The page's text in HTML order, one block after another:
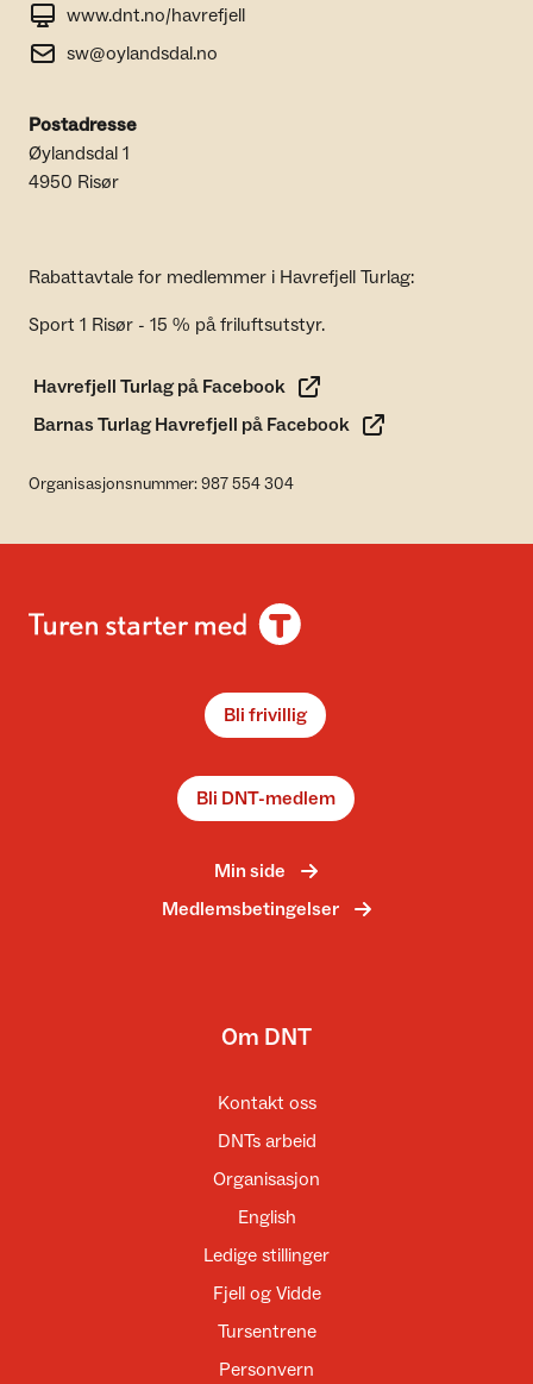
www.dnt.no/havrefjell
sw@oylandsdal.no
Postadresse
Øylandsdal 1
4950 Risør
Rabattavtale for medlemmer i Havrefjell Turlag:
Sport 1 Risør - 15 % på friluftsutstyr.
Havrefjell Turlag på Facebook
Barnas Turlag Havrefjell på Facebook
Organisasjonsnummer: 987 554 304
Bli frivillig
Bli DNT-medlem
Min side
Medlemsbetingelser
Om DNT
Kontakt oss
DNTs arbeid
Organisasjon
English
Ledige stillinger
Fjell og Vidde
Tursentrene
Personvern